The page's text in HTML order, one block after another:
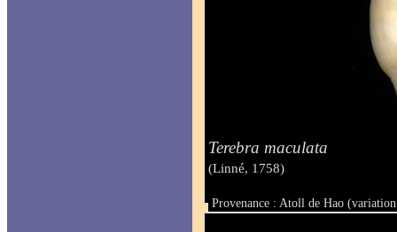
Terebra maculata
(Linné, 1758)
Provenance : Atoll de Hao
Taille : 91.3 mm